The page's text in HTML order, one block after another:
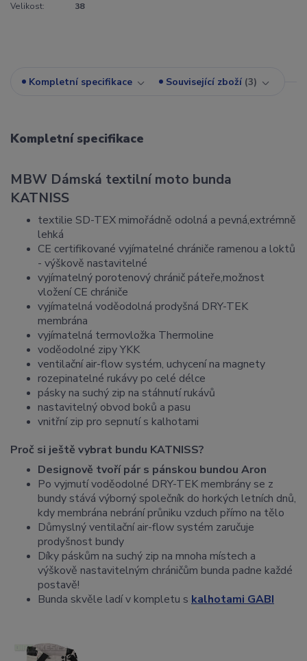
Velikost:
38
Kompletní specifikace Související zboží 3
Kompletní specifikace
MBW Dámská textilní moto bunda
KATNISS
textilie SD-TEX mimořádně odolná a pevná,extrémně
lehká
CE certifikované vyjímatelné chrániče ramenou a loktů
- výškově nastavitelné
vyjímatelný porotenový chránič páteře,možnost
vložení CE chrániče
vyjímatelná voděodolná prodyšná DRY-TEK
membrána
vyjímatelná termovložka Thermoline
voděodolné zipy YKK
ventilační air-flow systém, uchycení na magnety
rozepinatelné rukávy po celé délce
pásky na suchý zip na stáhnutí rukávů
nastavitelný obvod boků a pasu
vnitřní zip pro sepnutí s kalhotami
Proč si ještě vybrat bundu KATNISS?
Designově tvoří pár s pánskou bundou Aron
Po vyjmutí voděodolné DRY-TEK membrány se z
bundy stává výborný společník do horkých letních dnů,
kdy membrána nebrání průniku vzduch přímo na tělo
Důmyslný ventilační air-flow systém zaručuje
prodyšnost bundy
Díky páskům na suchý zip na mnoha místech a
výškově nastavitelným chráničům bunda padne každé
postavě!
Bunda skvěle ladí v kompletu s kalhotami GABI